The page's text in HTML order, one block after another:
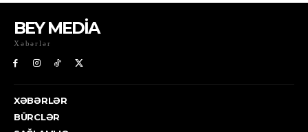
BEY MEDİA
Xəbərlər
XƏBƏRLƏR
BÜRCLƏR